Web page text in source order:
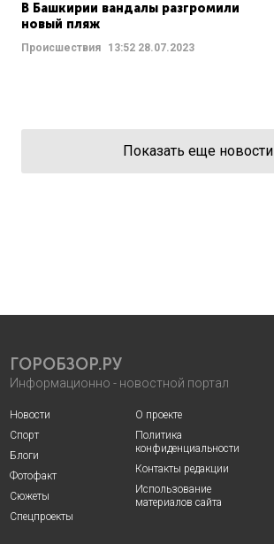
В Башкирии вандалы разгромили
новый пляж
Происшествия 13:52 28.07.2023
Показать еще новости
ГОРОБЗОР.РУ
Информационно - новостной портал
Новости
Спорт
Блоги
Фотофакт
Сюжеты
Спецпроекты
О проекте
Политика
конфиденциальности
Контакты редакции
Использование
материалов сайта